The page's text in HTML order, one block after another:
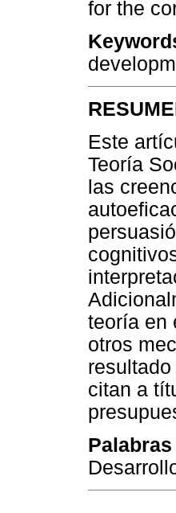
for the
Este
Teoría
las
teoría en
otros
citan a